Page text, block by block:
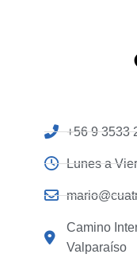
+56 9 3533
Lunes a
Camino
Valparaíso